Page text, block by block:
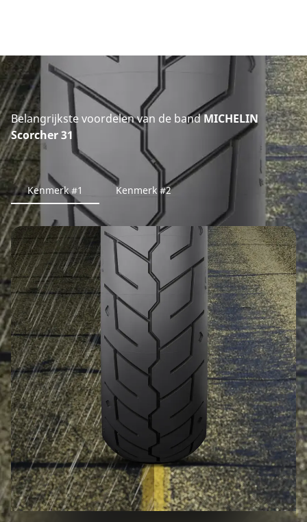
Belangrijkste voordelen van de bandMICHELIN
Scorcher 31
Kenmerk #1 Kenmerk #2